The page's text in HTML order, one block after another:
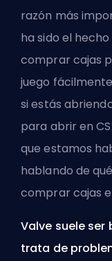
razón más
ha sido el
comprar cajas
juego
si estás
para abrir en
que estamos
hablando de
comprar cajas
Valve suele
trata de